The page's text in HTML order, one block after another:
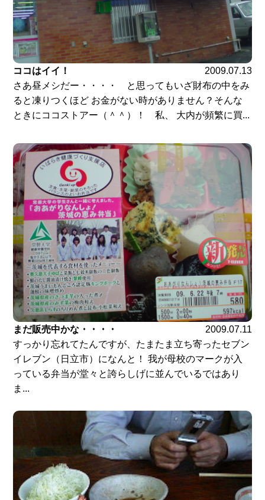
ココはイイ！
2009.07.13
さあ昼メシだー・・・・ と思ってもいざ財布の中をみ
ると凍りつくほど お金がない時がありません？そんな
ときにココストアー（＾＾）！ 私、 大内が頻繁に買...
まだ販売中かな・・・・
2009.07.11
すっかり忘れてたんですが、たまたま立ち寄ったセブン
イレブン（日立市）になんと！ 我が母校のマークが入
っている弁当が堂々と誇らしげに並んでいるではあり
ま...